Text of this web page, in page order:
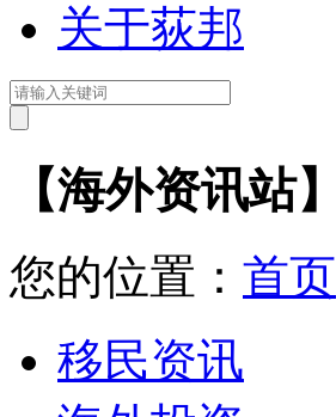
关于荻邦
【海外资讯站】
您的位置： 首页
移民资讯